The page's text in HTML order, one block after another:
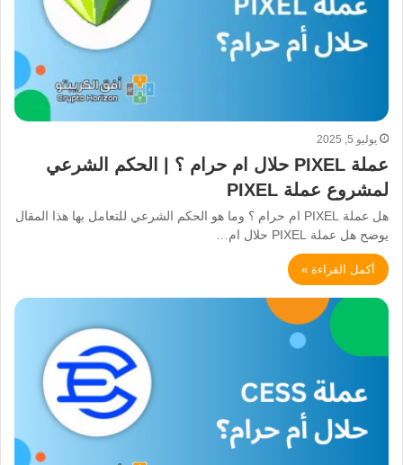
يوليو 5, 2025
عملة PIXEL حلال ام حرام ؟ | الحكم الشرعي
لمشروع عملة PIXEL
هل عملة PIXEL ام حرام ؟ وما هو الحكم الشرعي للتعامل بها هذا المقال
يوضح هل عملة PIXEL حلال ام…
أكمل القراءة »